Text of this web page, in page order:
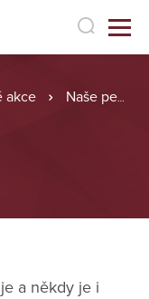
akce Naše pečení
a někdy je i